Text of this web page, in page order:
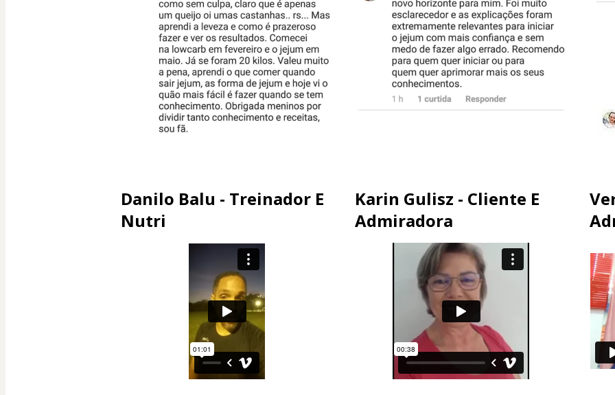
Danilo Balu - Treinador E
Nutri
Karin Gulisz - Cliente E
Admiradora